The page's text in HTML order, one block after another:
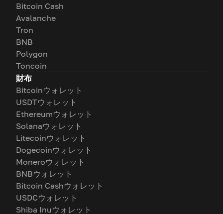
Bitcoin Cash
Avalanche
Tron
BNB
Polygon
Toncoin
財布
Bitcoinウォレット
USDTウォレット
Ethereumウォレット
Solanaウォレット
Litecoinウォレット
Dogecoinウォレット
Moneroウォレット
BNBウォレット
Bitcoin Cashウォレット
USDCウォレット
Shiba Inuウォレット